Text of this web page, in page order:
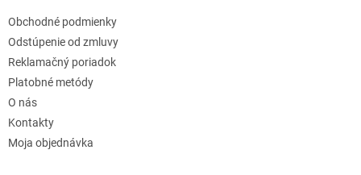
Obchodné podmienky
Odstúpenie od zmluvy
Reklamačný poriadok
Platobné metódy
O nás
Kontakty
Moja objednávka